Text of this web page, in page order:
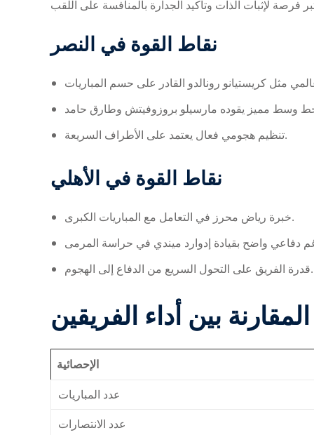
نقاط القوة في النصر
تنظيم هجومي فعال يعتمد على الأطراف السريعة.
نقاط القوة في الأهلي
خبرة رياض محرز في التعامل مع المباريات الكبرى.
قدرة الفريق على التحول السريع من الدفاع إلى الهجوم.
المقارنة بين أداء الفريقين
الإحصائية
عدد المباريات
عدد الانتصارات